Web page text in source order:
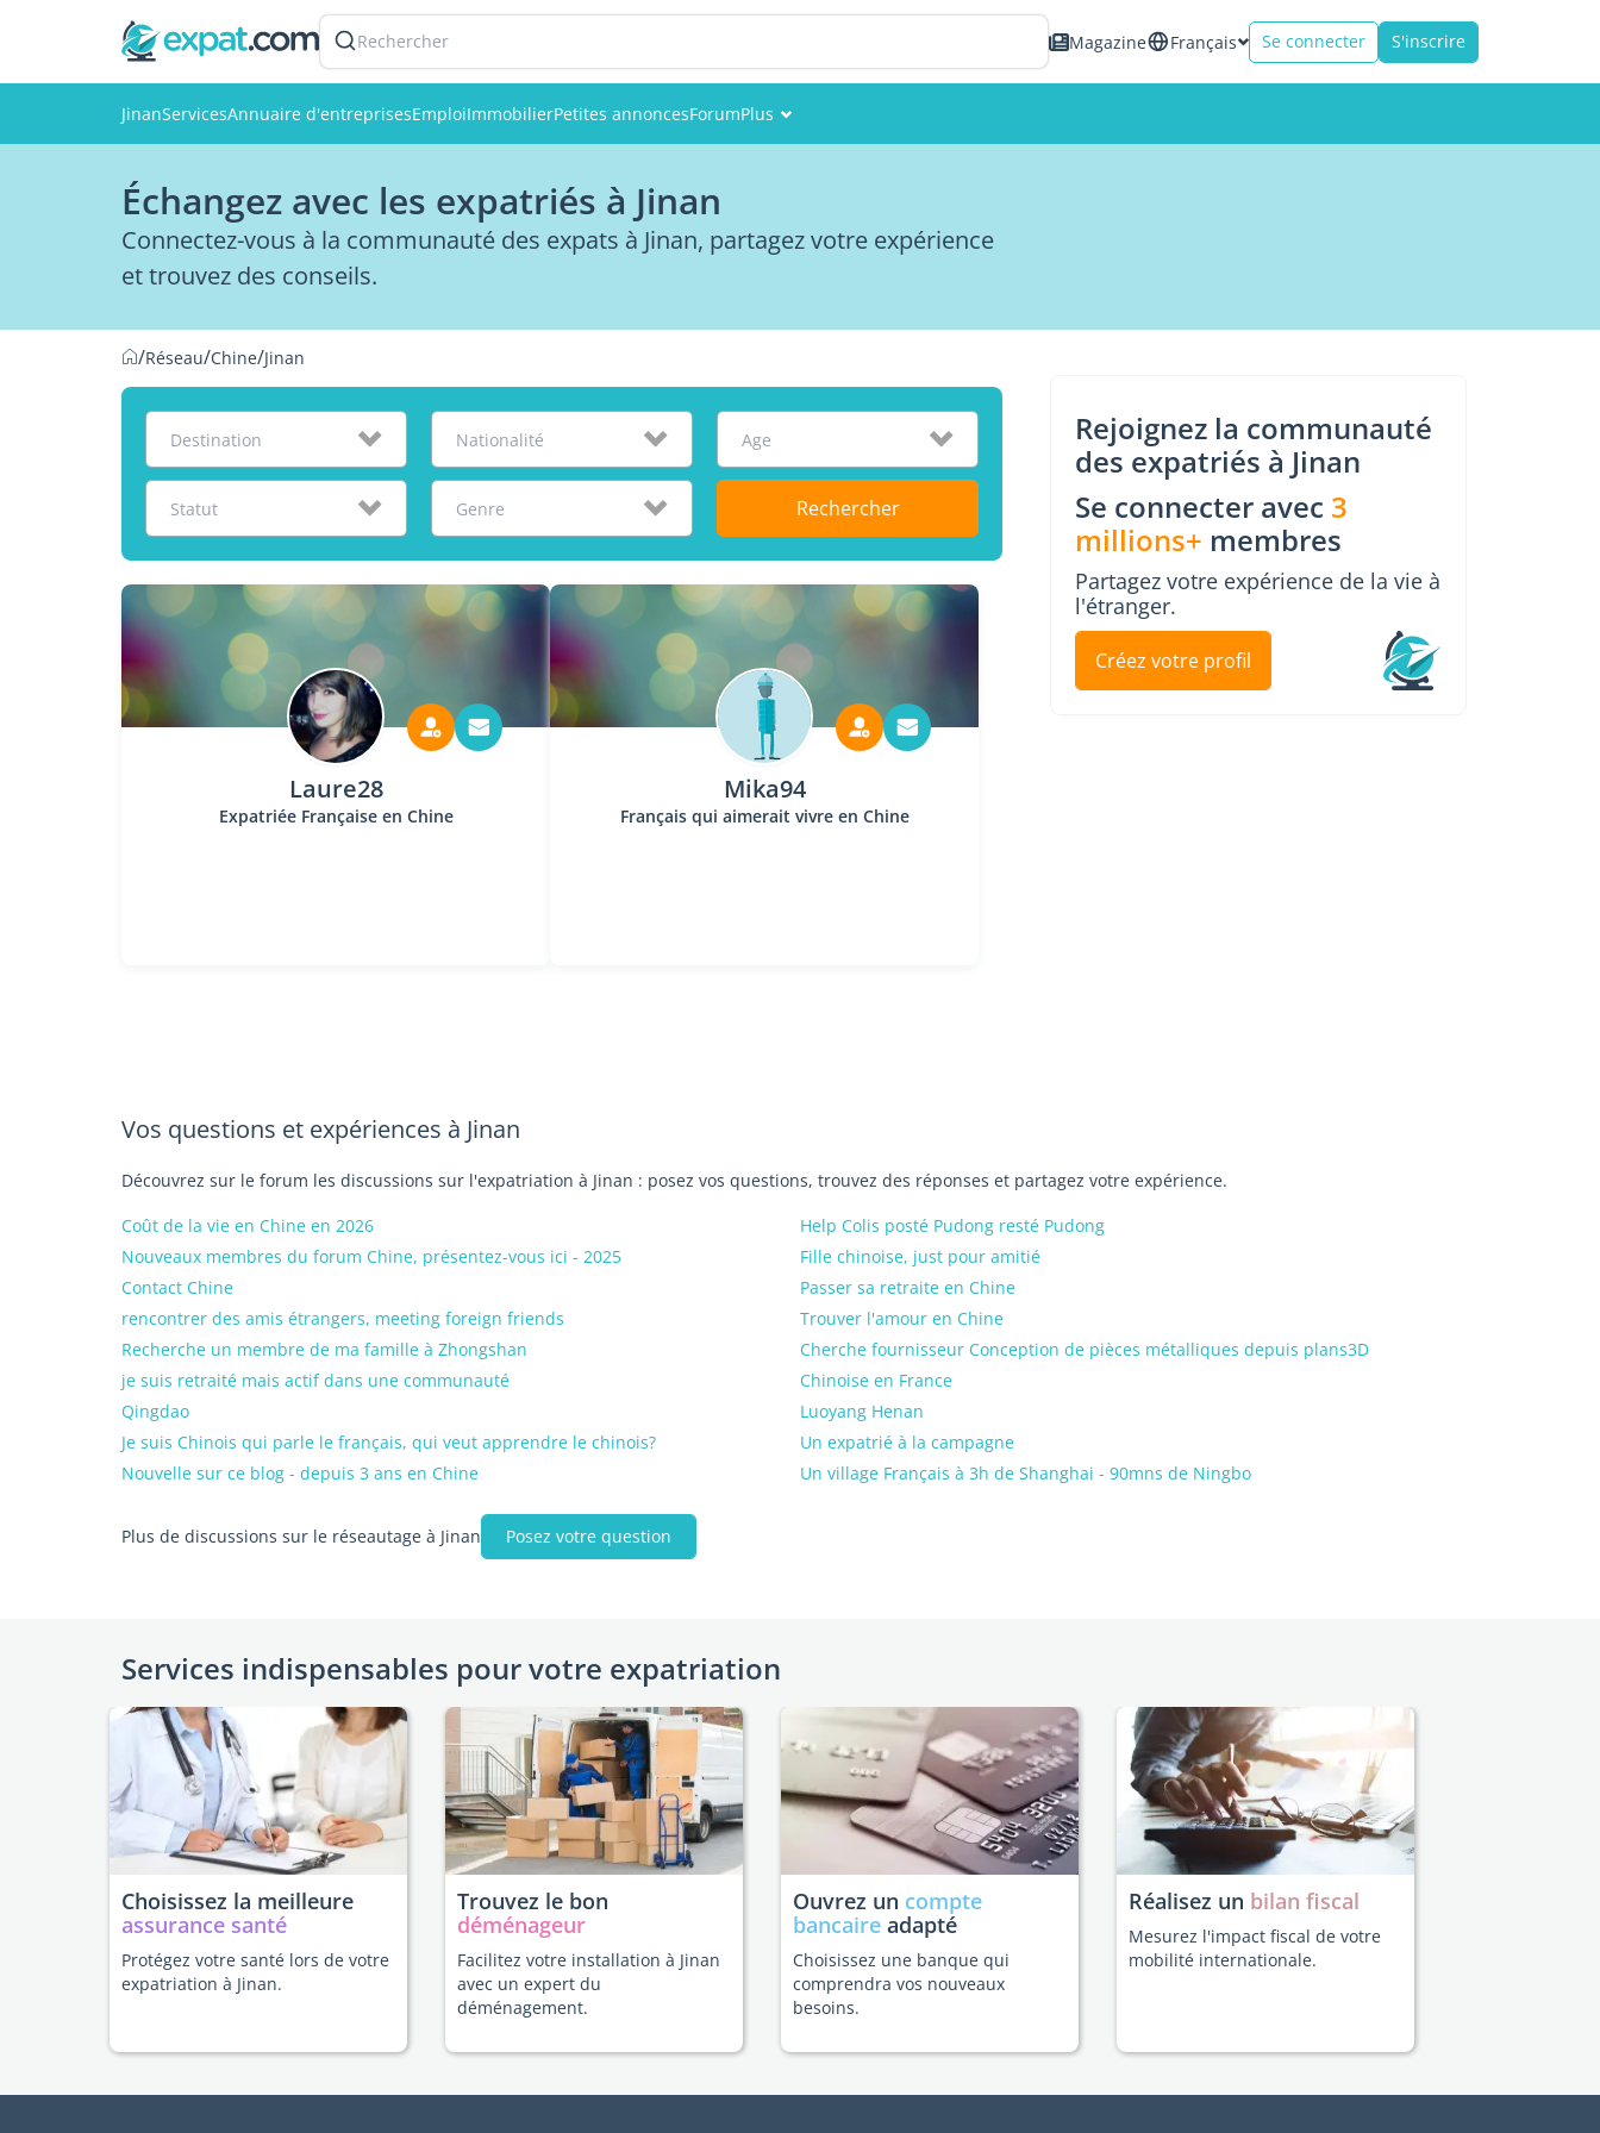
Rechercher Magazine Français Se connecter S'inscrire
JinanServicesAnnuaire d'entreprisesEmploiImmobilierPetites annoncesForumPlus
Échangez avec les expatriés à Jinan
Connectez-vous à la communauté des expats à Jinan, partagez votre expérience
et trouvez des conseils.
/Réseau/Chine/Jinan
Destination Nationalité Age
Statut Genre Rechercher
Laure28
Expatriée Française en Chine
Mika94
Français qui aimerait vivre en Chine
Rejoignez la communauté
des expatriés à Jinan
Se connecter avec 3
millions+ membres
Partagez votre expérience de la vie à
l'étranger.
Créez votre profil
Vos questions et expériences à Jinan
Découvrez sur le forum les discussions sur l'expatriation à Jinan : posez vos questions, trouvez des réponses et partagez votre expérience.
Coût de la vie en Chine en 2026
Help Colis posté Pudong resté Pudong
Nouveaux membres du forum Chine, présentez-vous ici - 2025
Fille chinoise, just pour amitié
Contact Chine
Passer sa retraite en Chine
rencontrer des amis étrangers, meeting foreign friends
Trouver l'amour en Chine
Recherche un membre de ma famille à Zhongshan
Cherche fournisseur Conception de pièces métalliques depuis plans3D
je suis retraité mais actif dans une communauté
Chinoise en France
Qingdao
Luoyang Henan
Je suis Chinois qui parle le français, qui veut apprendre le chinois?
Un expatrié à la campagne
Nouvelle sur ce blog - depuis 3 ans en Chine
Un village Français à 3h de Shanghai - 90mns de Ningbo
Plus de discussions sur le réseautage à Jinan Posez votre question
Services indispensables pour votre expatriation
Choisissez la meilleure
assurance santé
Protégez votre santé lors de votre
expatriation à Jinan.
Trouvez le bon
déménageur
Facilitez votre installation à Jinan
avec un expert du
déménagement.
Ouvrez un compte
bancaire adapté
Choisissez une banque qui
comprendra vos nouveaux
besoins.
Réalisez un bilan fiscal
Mesurez l'impact fiscal de votre
mobilité internationale.